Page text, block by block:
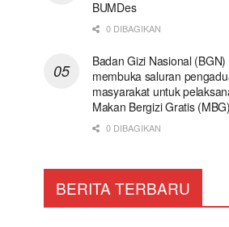
BUMDes
0 DIBAGIKAN
Badan Gizi Nasional
membuka saluran
masyarakat untuk
Makan Bergizi Gratis
0 DIBAGIKAN
BERITA TERBARU